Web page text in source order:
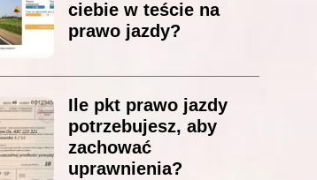
ciebie w teście na
prawo jazdy?
Ile pkt prawo jazdy
potrzebujesz, aby
zachować
uprawnienia?